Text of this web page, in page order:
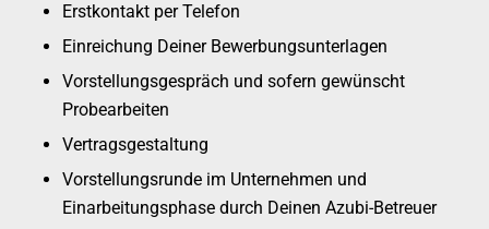
Erstkontakt per Telefon
Einreichung Deiner Bewerbungsunterlagen
Vorstellungsgespräch und sofern gewünscht
Probearbeiten
Vertragsgestaltung
Vorstellungsrunde im Unternehmen und
Einarbeitungsphase durch Deinen Azubi-Betreuer